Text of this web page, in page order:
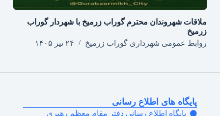
ملاقات شهروندان محترم گوراب زرمیخ با شهردار گوراب
زرمیخ
روابط عمومی شهرداری گوراب زرمیخ
۲۴ تیر ۱۴۰۵
پایگاه های اطلاع رسانی
پایگاه اطلاع رسانی دفتر مقام معظم رهبری